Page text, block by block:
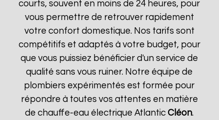
courts, souvent en moins de 24 heures, pour
vous permettre de retrouver rapidement
votre confort domestique. Nos tarifs sont
compétitifs et adaptés à votre budget, pour
que vous puissiez bénéficier d'un service de
qualité sans vous ruiner. Notre équipe de
plombiers expérimentés est formée pour
répondre à toutes vos attentes en matière
de chauffe-eau électrique AtlanticCléon.